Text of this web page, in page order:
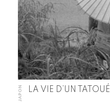
JAPON LA VIE D’UN TATOUÉ